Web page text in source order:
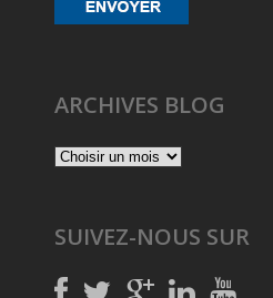
ARCHIVES BLOG
SUIVEZ-NOUS SUR